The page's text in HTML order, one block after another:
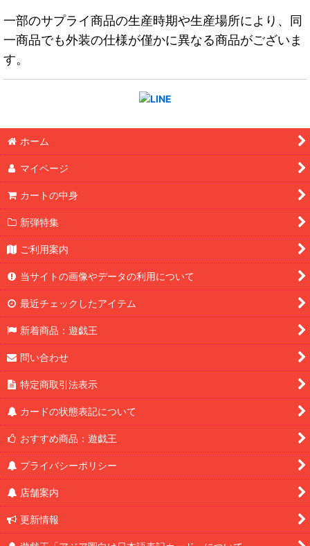
一部のサプライ商品の生産時期や生産場所により、同
一商品でも外装の仕様が僅かに異なる商品がございま
す。
ホーム
マイページ
カートの中身
新弾特集
ご利用案内
当サイトの画像やデータの利用について
最近チェックしたアイテム
新着商品：遊戯王
問い合わせ
特定商取引法表示
カードの状態表記について
おすすめ商品：遊戯王
プライバシーポリシー
店舗案内
更新情報